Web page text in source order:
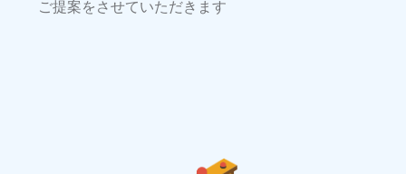
ご提案をさせていただきます